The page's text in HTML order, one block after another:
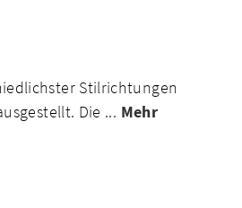
Stilrichtungen
Die ... Mehr